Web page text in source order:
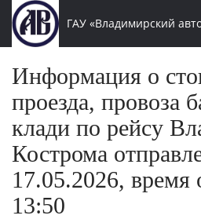
ГАУ «Владимирский
Информация о
проезда, провоза
клади по рейсу
Кострома
17.05.2026, время
13:50